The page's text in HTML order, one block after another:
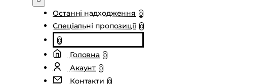
Останні надходження 0
Спеціальні пропозиції 0
0
Головна 0
Акаунт 0
Контакти 0